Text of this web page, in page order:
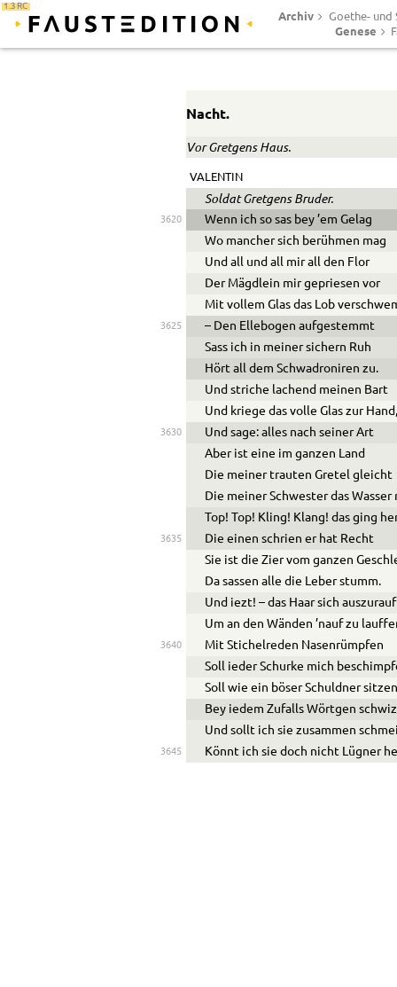
1.3 RC
Archiv Goethe- und
Genese
Nacht.
Vor Gretgens Haus.
VALENTIN
Soldat Gretgens Bruder.
3620
Wenn ich so sas bey ’em Gelag
Wo mancher sich berühmen mag
Und all und all mir all den Flor
Der Mägdlein mir gepriesen vor
Mit vollem Glas das Lob
3625
– Den Ellebogen aufgestemmt
Sass ich in meiner sichern Ruh
Hört all dem Schwadroniren zu.
Und striche lachend meinen Bart
Und kriege das volle Glas zur
3630
Und sage: alles nach seiner Art
Aber ist eine im ganzen Land
Die meiner trauten Gretel gleicht
Die meiner Schwester das
Top! Top! Kling! Klang! das ging
3635
Die einen schrien er hat Recht
Sie ist die Zier vom ganzen
Da sassen alle die Leber stumm.
Und iezt! – das Haar sich
Um an den Wänden ’nauf zu
3640
Mit Stichelreden Nasenrümpfen
Soll ieder Schurke mich
Soll wie ein böser Schuldner
Bey iedem Zufalls Wörtgen
Und sollt ich sie zusammen
3645 Könnt ich sie doch nicht Lügner